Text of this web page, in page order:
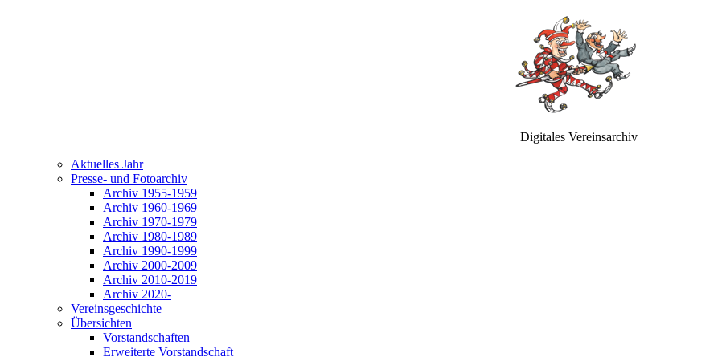
Digitales Vereinsarchiv
Aktuelles Jahr
Presse- und Fotoarchiv
Archiv 1955-1959
Archiv 1960-1969
Archiv 1970-1979
Archiv 1980-1989
Archiv 1990-1999
Archiv 2000-2009
Archiv 2010-2019
Archiv 2020-
Vereinsgeschichte
Übersichten
Vorstandschaften
Erweiterte Vorstandschaft